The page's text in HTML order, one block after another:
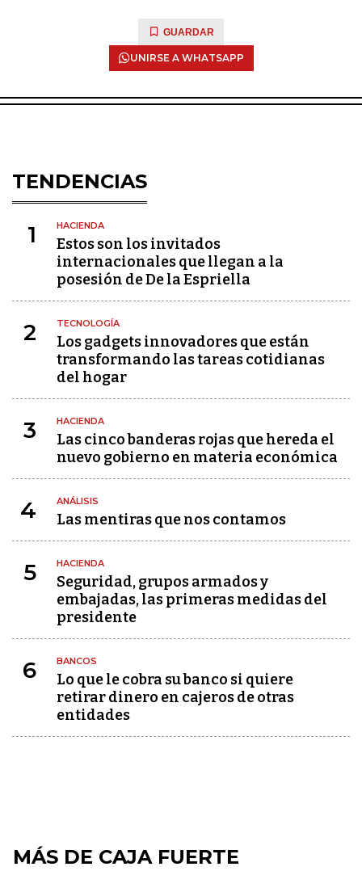
GUARDAR
UNIRSE A WHATSAPP
TENDENCIAS
1 HACIENDA
Estos son los invitados
internacionales que llegan a la
posesión de De la Espriella
2 TECNOLOGÍA
Los gadgets innovadores que están
transformando las tareas cotidianas
del hogar
3 HACIENDA
Las cinco banderas rojas que hereda el
nuevo gobierno en materia económica
4 ANÁLISIS
Las mentiras que nos contamos
5 HACIENDA
Seguridad, grupos armados y
embajadas, las primeras medidas del
presidente
6 BANCOS
Lo que le cobra su banco si quiere
retirar dinero en cajeros de otras
entidades
MÁS DE CAJA FUERTE